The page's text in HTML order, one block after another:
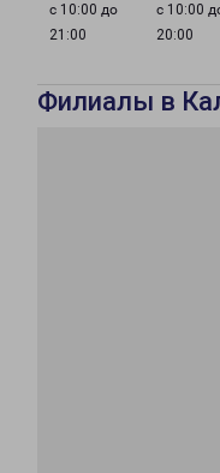
с 10:00 до
21:00
с 10:00
20:00
Филиалы в